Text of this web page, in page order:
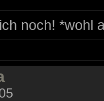
noch! *wohl